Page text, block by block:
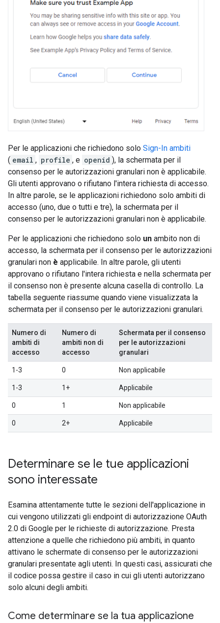
Per le applicazioni che richiedono solo Sign-In ambiti
( email , profile , e openid ), la schermata per il
consenso per le autorizzazioni granulari non è applicabile.
Gli utenti approvano o rifiutano l'intera richiesta di accesso.
In altre parole, se le applicazioni richiedono solo ambiti di
accesso (uno, due o tutti e tre), la schermata per il
consenso per le autorizzazioni granulari non è applicabile.
Per le applicazioni che richiedono solo un ambito non di
accesso, la schermata per il consenso per le autorizzazioni
granulari non è applicabile. In altre parole, gli utenti
approvano o rifiutano l'intera richiesta e nella schermata per
il consenso non è presente alcuna casella di controllo. La
tabella seguente riassume quando viene visualizzata la
schermata per il consenso per le autorizzazioni granulari.
Numero di
ambiti di
accesso
Numero di
ambiti non di
accesso
Schermata per il consenso
per le autorizzazioni
granulari
1-3 0 Non applicabile
1-3 1+ Applicabile
0 1 Non applicabile
0 2+ Applicabile
Determinare se le tue applicazioni
sono interessate
Esamina attentamente tutte le sezioni dell'applicazione in
cui vengono utilizzati gli endpoint di autorizzazione OAuth
2.0 di Google per le richieste di autorizzazione. Presta
attenzione a quelle che richiedono più ambiti, in quanto
attivano le schermate di consenso per le autorizzazioni
granulari presentate agli utenti. In questi casi, assicurati che
il codice possa gestire il caso in cui gli utenti autorizzano
solo alcuni degli ambiti.
Come determinare se la tua applicazione